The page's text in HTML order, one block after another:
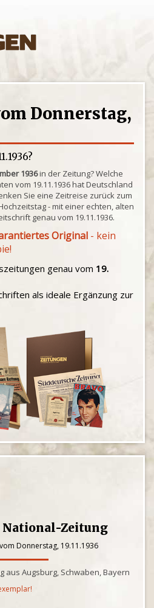
Donnerstag,
1936in der Zeitung? Welche
vom 19.11.1936 hat Deutschland
Sie eine Zeitreise zurück zum
- mit einer echten, alten
genau vom 19.11.1936.
Original - kein
genau vom 19.
als ideale Ergänzung zur
National-Zeitung
Donnerstag, 19.11.1936
aus Augsburg, Schwaben, Bayern